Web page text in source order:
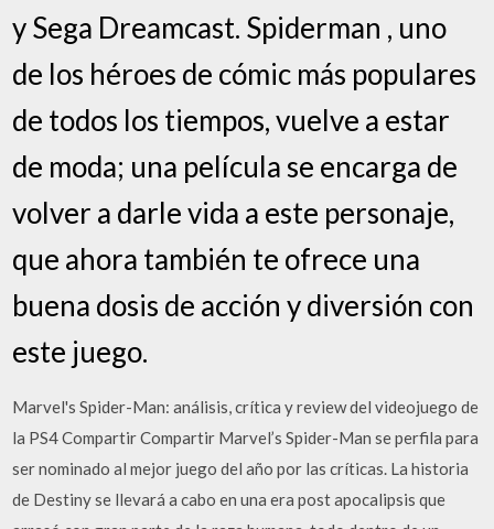
y Sega Dreamcast. Spiderman , uno
de los héroes de cómic más populares
de todos los tiempos, vuelve a estar
de moda; una película se encarga de
volver a darle vida a este personaje,
que ahora también te ofrece una
buena dosis de acción y diversión con
este juego.
Marvel's Spider-Man: análisis, crítica y review del videojuego de
la PS4 Compartir Compartir Marvel’s Spider-Man se perfila para
ser nominado al mejor juego del año por las críticas. La historia
de Destiny se llevará a cabo en una era post apocalipsis que